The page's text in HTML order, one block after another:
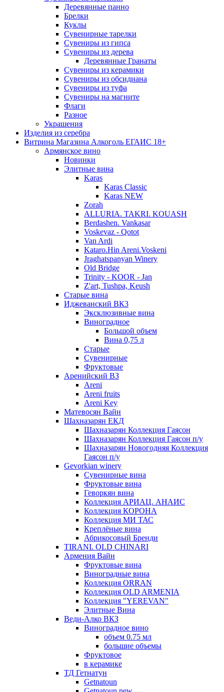
Деревянные панно
Брелки
Куклы
Сувенирные тарелки
Сувениры из гипса
Сувениры из дерева
Деревянные Гранаты
Сувениры из керамики
Сувениры из обсидиана
Сувениры из туфа
Сувениры на магните
Флаги
Разное
Украшения
Изделия из серебра
Витрина Магазина Алкоголь ЕГАИС 18+
Армянское вино
Новинки
Элитные вина
Karas
Karas Classic
Karas NEW
Zorah
ALLURIA. TAKRI. KOUASH
Berdashen. Vankasar
Voskevaz - Qotot
Van Ardi
Kataro.Hin Areni.Voskeni
Jraghatspanyan Winery
Old Bridge
Trinity - KOOR - Jan
Z'art, Tushpa, Keush
Старые вина
Иджеванский ВК3
Эксклюзивные вина
Виноградное
Большой объем
Вина 0,75 л
Старые
Сувенирные
Фруктовые
Аренийский ВЗ
Areni
Areni fruits
Areni Key
Матевосян Вайн
Шахназарян ЕКД
Шахназарян Коллекция Гаясон
Шахназарян Коллекция Гаясон п/у
Шахназарян Новогодняя Коллекция
Гаясон п/у
Gevorkian winery
Сувенирные вина
Фруктовые вина
Геворкян вина
Коллекция АРИАЦ. АНАИС
Коллекция КОРОНА
Коллекция МИ ТАС
Креплёные вина
Абрикосовый Бренди
TIRANI. OLD CHINARI
Армения Вайн
Фруктовые вина
Виноградные вина
Коллекция ORRAN
Коллекция OLD ARMENIA
Коллекция "YEREVAN"
Элитные Вина
Веди-Алко ВКЗ
Виноградное вино
объем 0.75 мл
большие объемы
Фруктовое
в керамике
ТД Гетнатун
Getnatoun